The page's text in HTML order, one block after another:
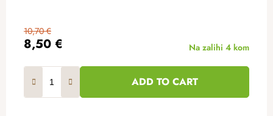
8,50 €
10,70 €
Na zalihi 4 kom
ADD TO CART